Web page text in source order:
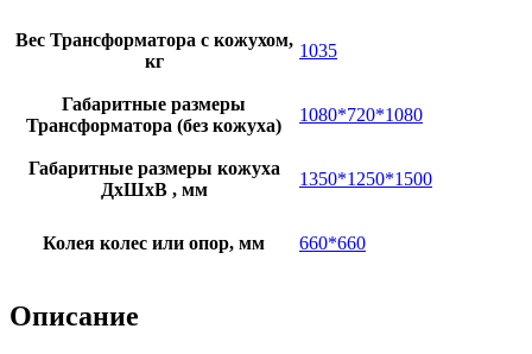
Вес Трансформатора с кожухом,
кг
1035
Габаритные размеры
Трансформатора (без кожуха)
1080*720*1080
Габаритные размеры кожуха
ДхШхВ , мм
1350*1250*1500
Колея колес или опор, мм 660*660
Описание